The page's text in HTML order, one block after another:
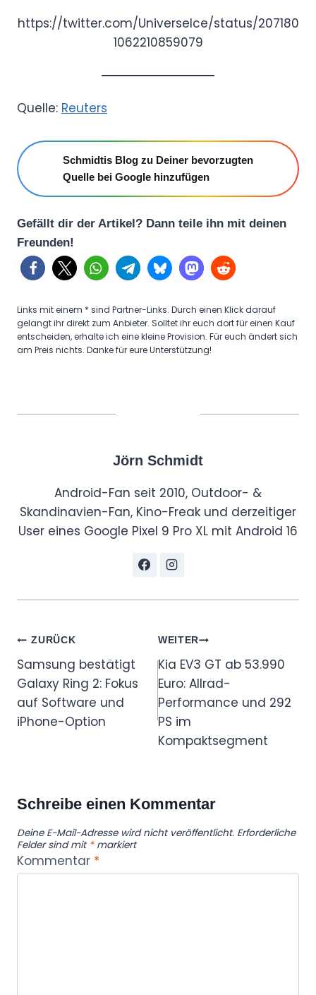
https://twitter.com/UniverseIce/status/207180
1062210859079
Quelle: Reuters
Schmidtis Blog zu Deiner bevorzugten
Quelle bei Google hinzufügen
Gefällt dir der Artikel? Dann teile ihn mit deinen
Freunden!
Links mit einem * sind Partner-Links. Durch einen Klick darauf
gelangt ihr direkt zum Anbieter. Solltet ihr euch dort für einen Kauf
entscheiden, erhalte ich eine kleine Provision. Für euch ändert sich
am Preis nichts. Danke für eure Unterstützung!
Jörn Schmidt
Android-Fan seit 2010, Outdoor- &
Skandinavien-Fan, Kino-Freak und derzeitiger
User eines Google Pixel 9 Pro XL mit Android 16
Beitragsnavigation
ZURÜCK
Samsung bestätigt
Galaxy Ring 2: Fokus
auf Software und
iPhone-Option
WEITER
Kia EV3 GT ab 53.990
Euro: Allrad-
Performance und 292
PS im
Kompaktsegment
Schreibe einen Kommentar
Deine E-Mail-Adresse wird nicht veröffentlicht. Erforderliche
Felder sind mit *markiert
Kommentar *